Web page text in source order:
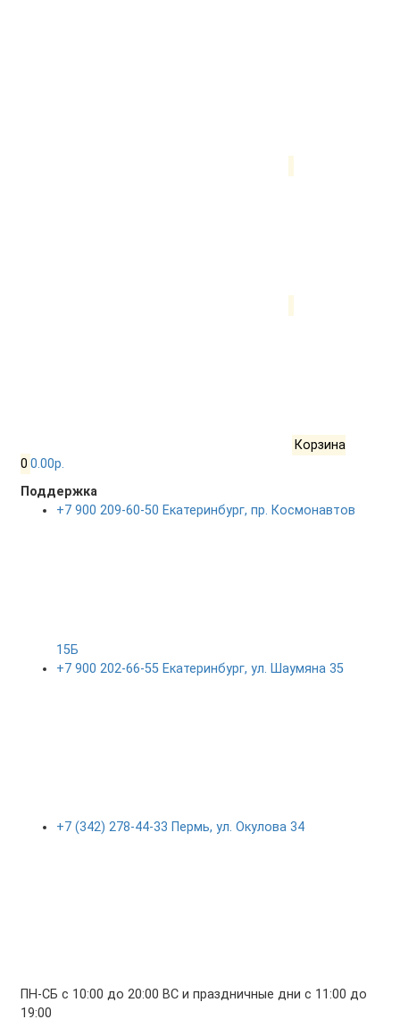
Корзина
0 0.00р.
Поддержка
+7 900 209-60-50 Екатеринбург, пр. Космонавтов
15Б
+7 900 202-66-55 Екатеринбург, ул. Шаумяна 35
+7 (342) 278-44-33 Пермь, ул. Окулова 34
ПН-СБ с 10:00 до 20:00 ВС и праздничные дни с 11:00 до
19:00